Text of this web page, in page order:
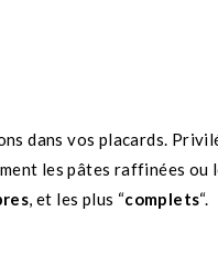
dans vos placards.
les pâtes raffinées ou
, et les plus “complets“.